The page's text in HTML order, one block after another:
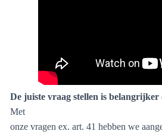
De juiste vraag stellen is
Met
onze vragen ex. art. 41 hebben we